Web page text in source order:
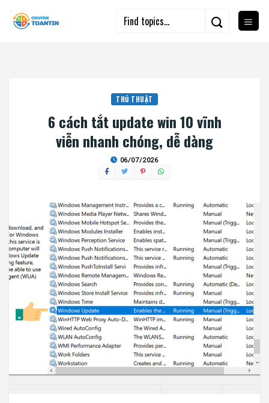
THỦ THUẬT
6 cách tắt update win 10 vĩnh
viễn nhanh chóng, dễ dàng
06/07/2026